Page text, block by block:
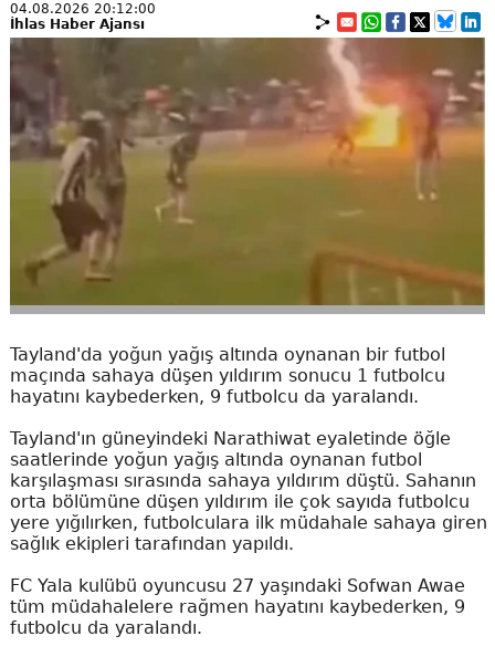
04.08.2026 20:12:00
İhlas Haber Ajansı
Tayland'da yoğun yağış altında oynanan bir futbol
maçında sahaya düşen yıldırım sonucu 1 futbolcu
hayatını kaybederken, 9 futbolcu da yaralandı.
Tayland'ın güneyindeki Narathiwat eyaletinde öğle
saatlerinde yoğun yağış altında oynanan futbol
karşılaşması sırasında sahaya yıldırım düştü. Sahanın
orta bölümüne düşen yıldırım ile çok sayıda futbolcu
yere yığılırken, futbolculara ilk müdahale sahaya giren
sağlık ekipleri tarafından yapıldı.
FC Yala kulübü oyuncusu 27 yaşındaki Sofwan Awae
tüm müdahalelere rağmen hayatını kaybederken, 9
futbolcu da yaralandı.